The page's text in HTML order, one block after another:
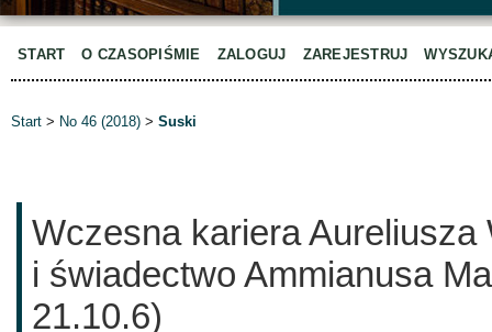
START O CZASOPIŚMIE ZALOGUJ ZAREJESTRUJ
Start > No 46 (2018) > Suski
Wczesna kariera Aureliusza
i świadectwo Ammianusa
21.10.6)